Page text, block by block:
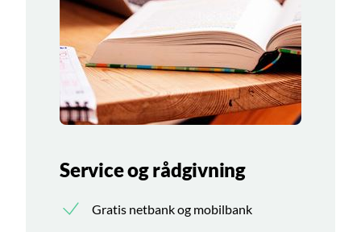
Service og rådgivning
Gratis netbank og mobilbank